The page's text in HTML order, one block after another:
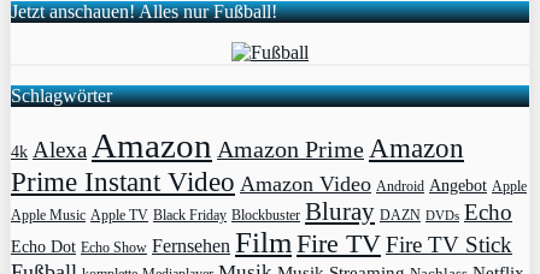
Jetzt anschauen! Alles nur Fußball!
Schlagwörter
4k AlexaAmazon Amazon PrimeAmazon
Prime Instant Video Amazon Video Android Angebot Apple
Apple Music Apple TV Black Friday Blockbuster Bluray DAZN DVDs Echo
Echo Dot Echo Show Fernsehen FilmFire TVFire TV Stick